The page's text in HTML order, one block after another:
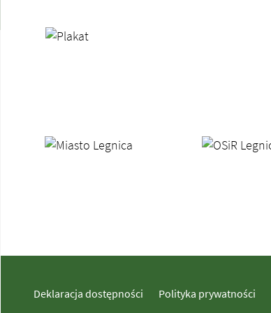
Banery/Logo
Deklaracja dostępności Polityka prywatności